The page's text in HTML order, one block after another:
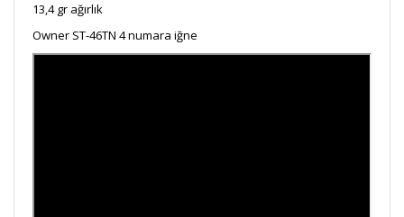
13,4 gr ağırlık
Owner ST-46TN 4 numara iğne